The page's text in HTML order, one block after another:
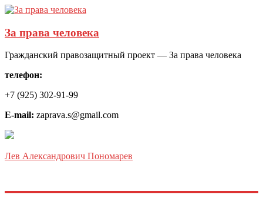
За права человека
Гражданский правозащитный проект — За права человека
телефон:
+7 (925) 302-91-99
E-mail: zaprava.s@gmail.com
Лев Александрович Пономарев